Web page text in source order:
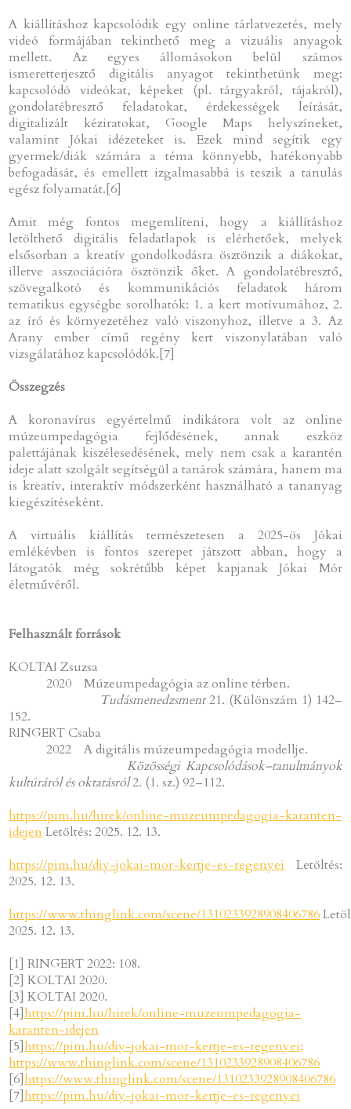
A kiállításhoz kapcsolódik egy online tárlatvezetés, mely
videó formájában tekinthető meg a vizuális anyagok
mellett. Az egyes állomásokon belül számos
ismeretterjesztő digitális anyagot tekinthetünk meg:
kapcsolódó videókat, képeket (pl. tárgyakról, tájakról),
gondolatébresztő feladatokat, érdekességek leírását,
digitalizált kéziratokat, Google Maps helyszíneket,
valamint Jókai idézeteket is. Ezek mind segítik egy
gyermek/diák számára a téma könnyebb, hatékonyabb
befogadását, és emellett izgalmasabbá is teszik a tanulás
egész folyamatát.[6]
Amit még fontos megemlíteni, hogy a kiállításhoz
letölthető digitális feladatlapok is elérhetőek, melyek
elsősorban a kreatív gondolkodásra ösztönzik a diákokat,
illetve asszociációra ösztönzik őket. A gondolatébresztő,
szövegalkotó és kommunikációs feladatok három
tematikus egységbe sorolhatók: 1. a kert motívumához, 2.
az író és környezetéhez való viszonyhoz, illetve a 3. Az
Arany ember című regény kert viszonylatában való
vizsgálatához kapcsolódók.[7]
Összegzés
A koronavírus egyértelmű indikátora volt az online
múzeumpedagógia fejlődésének, annak eszköz
palettájának kiszélesedésének, mely nem csak a karantén
ideje alatt szolgált segítségül a tanárok számára, hanem ma
is kreatív, interaktív módszerként használható a tananyag
kiegészítéseként.
A virtuális kiállítás természetesen a 2025-ös Jókai
emlékévben is fontos szerepet játszott abban, hogy a
látogatók még sokrétűbb képet kapjanak Jókai Mór
életművéről.
Felhasznált források
KOLTAI Zsuzsa
2020 Múzeumpedagógia az online térben.
Tudásmenedzsment21. (Különszám 1) 142–
152.
RINGERT Csaba
2022 A digitális múzeumpedagógia modellje.
Közösségi Kapcsolódások–tanulmányok
kultúráról és oktatásról2. (1. sz.) 92–112.
https://pim.hu/hirek/online-muzeumpedagogia-karanten-
idejenLetöltés: 2025. 12. 13.
https://pim.hu/diy-jokai-mor-kertje-es-regenyei Letöltés:
2025. 12. 13.
https://www.thinglink.com/scene/1310233928908406786
2025. 12. 13.
[1] RINGERT 2022: 108.
[2] KOLTAI 2020.
[3] KOLTAI 2020.
[4]https://pim.hu/hirek/online-muzeumpedagogia-
karanten-idejen
[5]https://pim.hu/diy-jokai-mor-kertje-es-regenyei;
https://www.thinglink.com/scene/1310233928908406786
[6]https://www.thinglink.com/scene/1310233928908406786
[7]https://pim.hu/diy-jokai-mor-kertje-es-regenyei